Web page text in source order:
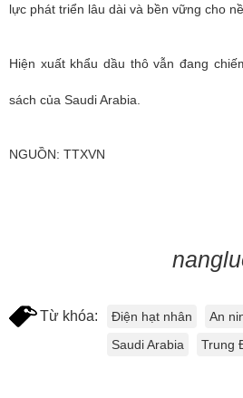
lực phát triển lâu dài và bền vững cho
Hiện xuất khẩu dầu thô vẫn đang
sách của Saudi Arabia.
NGUỒN: TTXVN
Từ khóa: Điện hạt nhân
An
Saudi Arabia
Trung